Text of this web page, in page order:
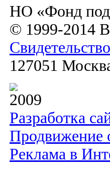
НО «Фонд
© 1999-2014
127051
2009
Разработка
Продвижение
Реклама в